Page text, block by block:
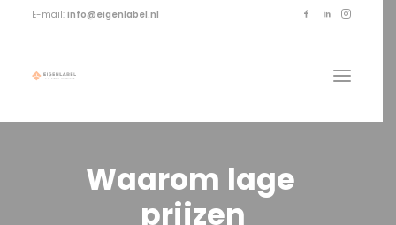
E-mail: info@eigenlabel.nl
Waarom lage
prijzen